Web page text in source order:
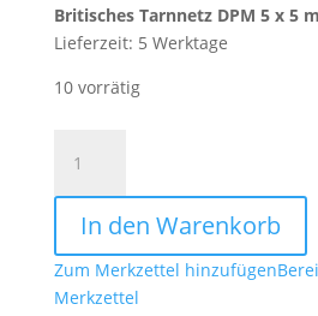
Britisches Tarnnetz DPM 5 x 5
Lieferzeit: 5 Werktage
10 vorrätig
Britisches
Tarnnetz
gebr.
DPM
5
x
In den Warenkorb
Zum Merkzettel hinzufügen
Merkzettel